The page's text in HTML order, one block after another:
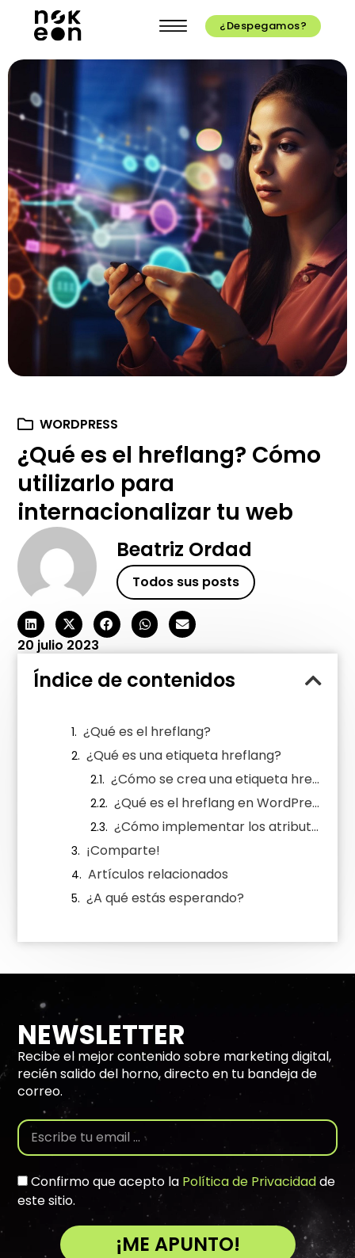
¿Despegamos?
WORDPRESS
¿Qué es el hreflang? Cómo
utilizarlo para
internacionalizar tu web
Beatriz Ordad
Todos sus posts
20 julio 2023
Índice de contenidos
¿Qué es el hreflang?
¿Qué es una etiqueta hreflang?
¿Cómo se crea una etiqueta hreflang?
¿Qué es el hreflang en WordPress?
¿Cómo implementar los atributos hreflang?
¡Comparte!
Artículos relacionados
¿A qué estás esperando?
NEWSLETTER
Recibe el mejor contenido sobre marketing digital,
recién salido del horno, directo en tu bandeja de
correo.
Confirmo que acepto la Política de Privacidadde
este sitio.
¡ME APUNTO!